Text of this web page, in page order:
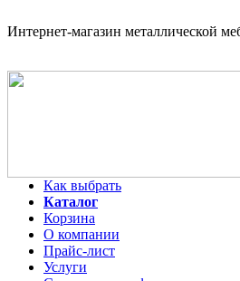
Интернет-магазин металлической
Как выбрать
Каталог
Корзина
О компании
Прайс-лист
Услуги